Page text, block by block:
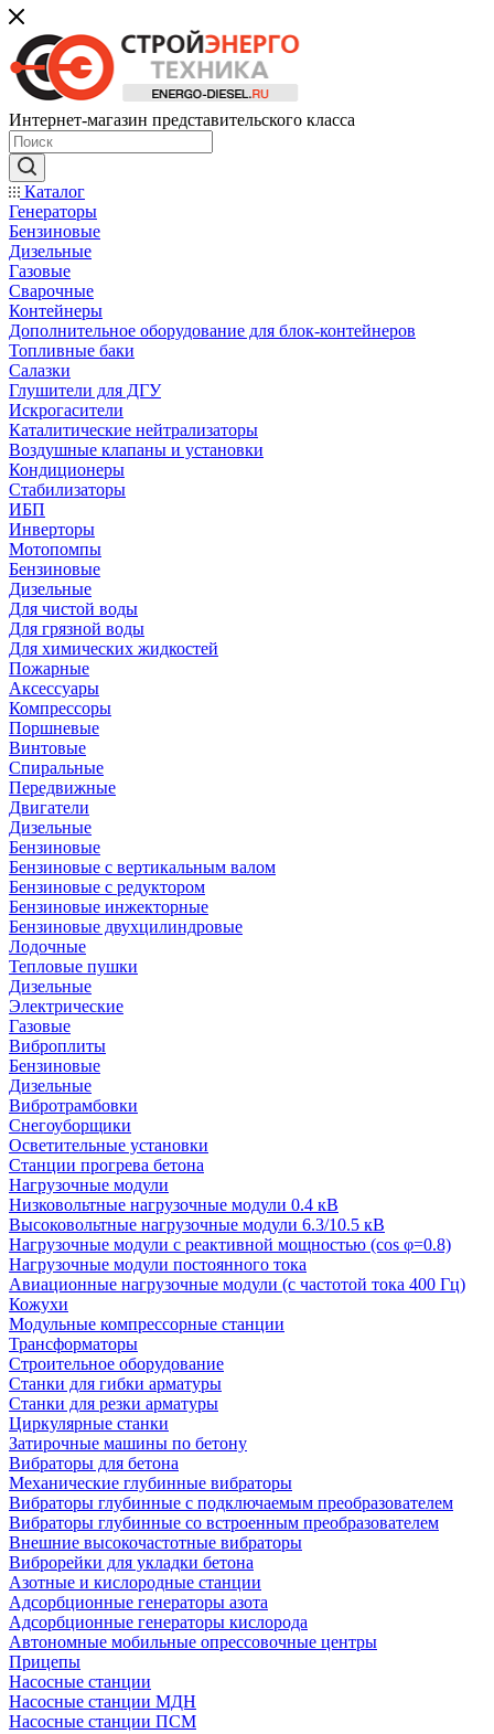
Интернет-магазин представительского класса
Каталог
Генераторы
Бензиновые
Дизельные
Газовые
Сварочные
Контейнеры
Дополнительное оборудование для блок-контейнеров
Топливные баки
Салазки
Глушители для ДГУ
Искрогасители
Каталитические нейтрализаторы
Воздушные клапаны и установки
Кондиционеры
Стабилизаторы
ИБП
Инверторы
Мотопомпы
Бензиновые
Дизельные
Для чистой воды
Для грязной воды
Для химических жидкостей
Пожарные
Аксессуары
Компрессоры
Поршневые
Винтовые
Спиральные
Передвижные
Двигатели
Дизельные
Бензиновые
Бензиновые с вертикальным валом
Бензиновые с редуктором
Бензиновые инжекторные
Бензиновые двухцилиндровые
Лодочные
Тепловые пушки
Дизельные
Электрические
Газовые
Виброплиты
Бензиновые
Дизельные
Вибротрамбовки
Снегоуборщики
Осветительные установки
Станции прогрева бетона
Нагрузочные модули
Низковольтные нагрузочные модули 0.4 кВ
Высоковольтные нагрузочные модули 6.3/10.5 кВ
Нагрузочные модули с реактивной мощностью (cos φ=0.8)
Нагрузочные модули постоянного тока
Авиационные нагрузочные модули (с частотой тока 400 Гц)
Кожухи
Модульные компрессорные станции
Трансформаторы
Строительное оборудование
Станки для гибки арматуры
Станки для резки арматуры
Циркулярные станки
Затирочные машины по бетону
Вибраторы для бетона
Механические глубинные вибраторы
Вибраторы глубинные с подключаемым преобразователем
Вибраторы глубинные со встроенным преобразователем
Внешние высокочастотные вибраторы
Виброрейки для укладки бетона
Азотные и кислородные станции
Адсорбционные генераторы азота
Адсорбционные генераторы кислорода
Автономные мобильные опрессовочные центры
Прицепы
Насосные станции
Насосные станции МДН
Насосные станции ПСМ